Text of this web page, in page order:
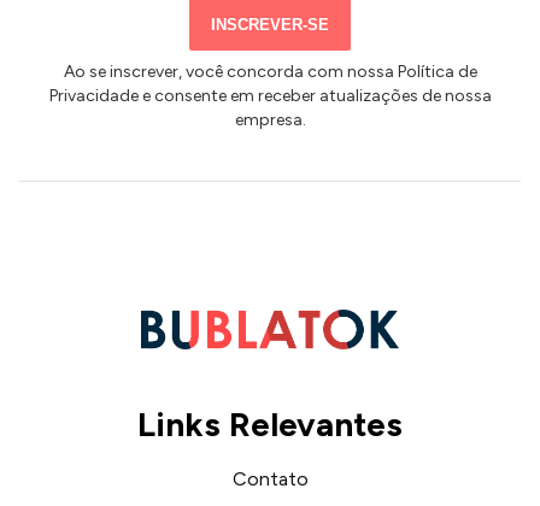
mail
INSCREVER-SE
Ao se inscrever, você concorda com nossa Política de
Privacidade e consente em receber atualizações de nossa
empresa.
Links Relevantes
Contato